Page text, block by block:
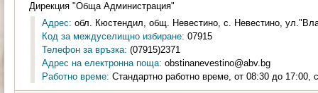
Дирекция "Обща Администрация"
Адрес: обл. Кюстендил, общ. Невестино, с. Невестино,
Код за междуселищно избиране: 07915
Телефон за връзка: (07915)2371
Адрес на електронна поща: obstinanevestino@abv.bg
Работно време: Стандартно работно време, от 08:30 до 17:00,